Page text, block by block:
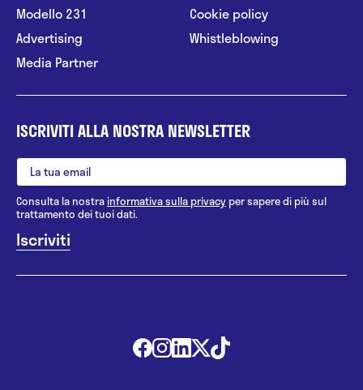
Modello 231
Advertising
Media Partner
Cookie policy
Whistleblowing
ISCRIVITI ALLA NOSTRA NEWSLETTER
Consulta la nostrainformativa sulla privacy per sapere di più sul
trattamento dei tuoi dati.